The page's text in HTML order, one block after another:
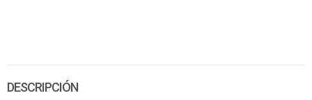
DESCRIPCIÓN